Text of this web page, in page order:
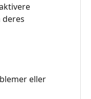
deres
eller